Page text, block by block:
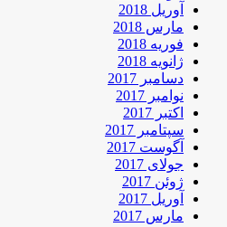
آوریل 2018
مارس 2018
فوریه 2018
ژانویه 2018
دسامبر 2017
نوامبر 2017
اکتبر 2017
سپتامبر 2017
آگوست 2017
جولای 2017
ژوئن 2017
آوریل 2017
مارس 2017